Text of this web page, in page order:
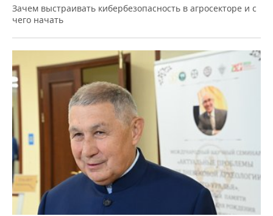
Зачем выстраивать кибербезопасность в агросекторе и с
чего начать